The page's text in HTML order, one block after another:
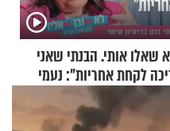
שאלו אותי. הבנתי שאני
לקחת אחריות": נעמי
בנט בריאיון אישי